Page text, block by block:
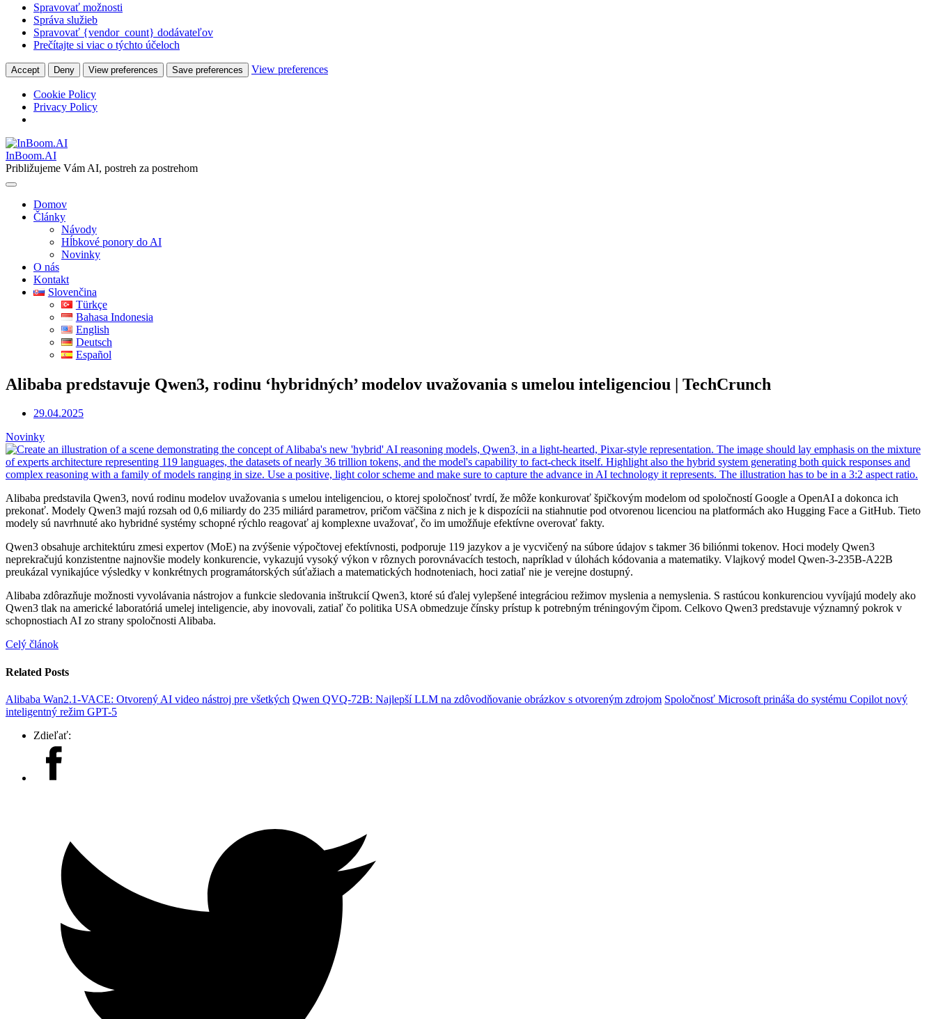
Spravovať možnosti
Správa služieb
Spravovať {vendor_count} dodávateľov
Prečítajte si viac o týchto účeloch
Accept Deny View preferences Save preferences View preferences
Cookie Policy
Privacy Policy
Skip
to
content
InBoom.AI
Približujeme Vám AI, postreh za postrehom
Domov
Články
Návody
Hĺbkové ponory do AI
Novinky
O nás
Kontakt
Slovenčina
Türkçe
Bahasa Indonesia
English
Deutsch
Español
Alibaba predstavuje Qwen3, rodinu ‘hybridných’ modelov uvažovania s umelou inteligenciou | TechCrunch
29.04.2025
Novinky
Alibaba predstavila Qwen3, novú rodinu modelov uvažovania s umelou inteligenciou, o ktorej spoločnosť tvrdí, že môže konkurovať špičkovým modelom od spoločností Google a OpenAI a dokonca ich
prekonať. Modely Qwen3 majú rozsah od 0,6 miliardy do 235 miliárd parametrov, pričom väčšina z nich je k dispozícii na stiahnutie pod otvorenou licenciou na platformách ako Hugging Face a GitHub. Tieto
modely sú navrhnuté ako hybridné systémy schopné rýchlo reagovať aj komplexne uvažovať, čo im umožňuje efektívne overovať fakty.
Qwen3 obsahuje architektúru zmesi expertov (MoE) na zvýšenie výpočtovej efektívnosti, podporuje 119 jazykov a je vycvičený na súbore údajov s takmer 36 biliónmi tokenov. Hoci modely Qwen3
neprekračujú konzistentne najnovšie modely konkurencie, vykazujú vysoký výkon v rôznych porovnávacích testoch, napríklad v úlohách kódovania a matematiky. Vlajkový model Qwen-3-235B-A22B
preukázal vynikajúce výsledky v konkrétnych programátorských súťažiach a matematických hodnoteniach, hoci zatiaľ nie je verejne dostupný.
Alibaba zdôrazňuje možnosti vyvolávania nástrojov a funkcie sledovania inštrukcií Qwen3, ktoré sú ďalej vylepšené integráciou režimov myslenia a nemyslenia. S rastúcou konkurenciou vyvíjajú modely ako
Qwen3 tlak na americké laboratóriá umelej inteligencie, aby inovovali, zatiaľ čo politika USA obmedzuje čínsky prístup k potrebným tréningovým čipom. Celkovo Qwen3 predstavuje významný pokrok v
schopnostiach AI zo strany spoločnosti Alibaba.
Celý článok
Related Posts
Alibaba Wan2.1-VACE: Otvorený AI video nástroj pre všetkých Qwen QVQ-72B: Najlepší LLM na zdôvodňovanie obrázkov s otvoreným zdrojom Spoločnosť Microsoft prináša do systému Copilot nový
inteligentný režim GPT-5
Zdieľať: